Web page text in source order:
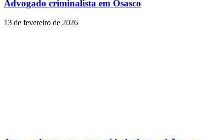
Advogado criminalista em Osasco
13 de fevereiro de 2026